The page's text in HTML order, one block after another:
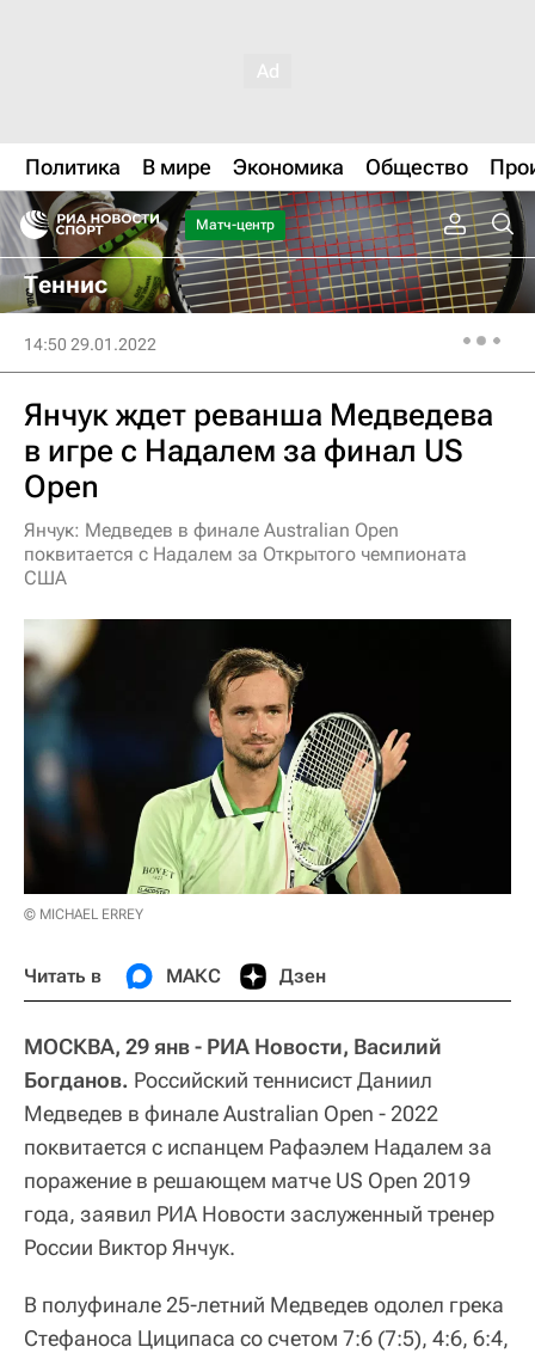
Политика В мире Экономика Общество
Матч-центр
Теннис
14:50 29.01.2022
Янчук ждет реванша Медведева
в игре с Надалем за финал US
Open
Янчук: Медведев в финале Australian Open
поквитается с Надалем за Открытого чемпионата
США
© MICHAEL ERREY
Читать в МАКС Дзен
МОСКВА, 29 янв - РИА Новости, Василий
Богданов. Российский теннисист Даниил
Медведев в финале Australian Open - 2022
поквитается с испанцем Рафаэлем Надалем за
поражение в решающем матче US Open 2019
года, заявил РИА Новости заслуженный тренер
России Виктор Янчук.
В полуфинале 25-летний Медведев одолел грека
Стефаноса Циципаса со счетом 7:6 (7:5), 4:6, 6:4,